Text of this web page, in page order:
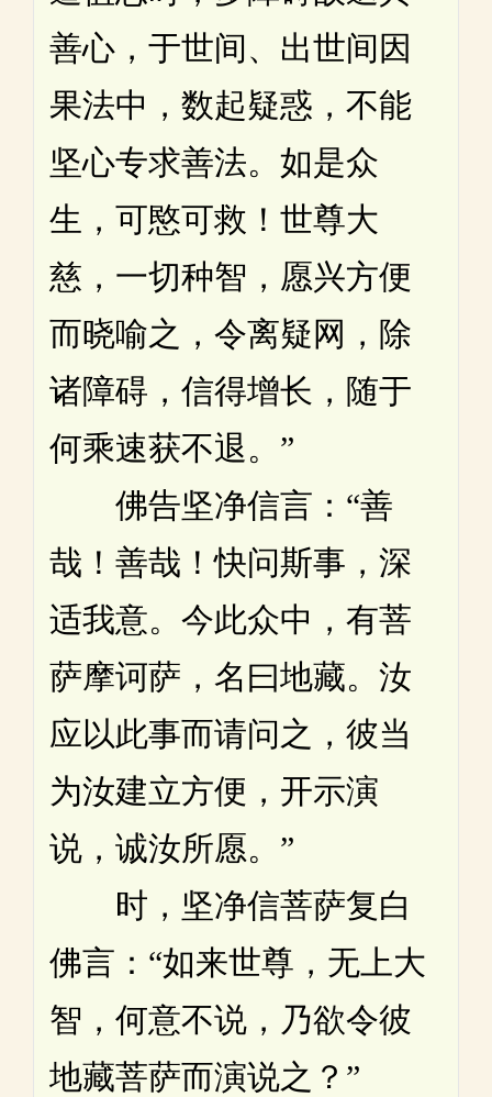
善心，于世间、出世间因
果法中，数起疑惑，不能
坚心专求善法。如是众
生，可愍可救！世尊大
慈，一切种智，愿兴方便
而晓喻之，令离疑网，除
诸障碍，信得增长，随于
何乘速获不退。”
佛告坚净信言：“善
哉！善哉！快问斯事，深
适我意。今此众中，有菩
萨摩诃萨，名曰地藏。汝
应以此事而请问之，彼当
为汝建立方便，开示演
说，诚汝所愿。”
时，坚净信菩萨复白
佛言：“如来世尊，无上大
智，何意不说，乃欲令彼
地藏菩萨而演说之？”